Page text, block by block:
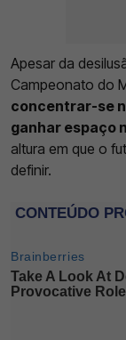
Apesar da
Campeonato do
concentrar-se
ganhar espaço
altura em que o
definir.